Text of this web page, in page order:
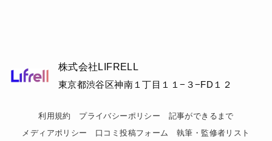
株式会社LIFRELL
東京都渋谷区神南１丁目１１−３−FD１２
利用規約 プライバシーポリシー
記事ができるまで
メディアポリシー
口コミ投稿フォーム 執筆・監修者リスト